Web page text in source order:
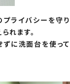
ライバシーを守り
れます。
に洗面台を使って